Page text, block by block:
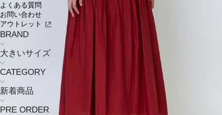
よくある質問
お問い合わせ
アウトレット
BRAND
大きいサイズ
CATEGORY
新着商品
PRE ORDER